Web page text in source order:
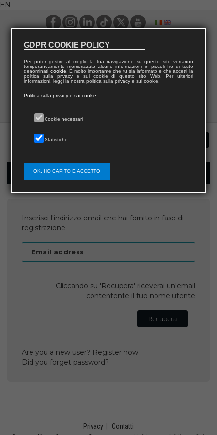
EN
Username recovery
Inserisci l'indirizzo email che hai fornito in fase di
registrazione
Email address
Cliccando su 'Recupera' riceverai un'email
contentente il tuo nome utente
Recupera
Are you a new user? Register now
Did you forget password?
Privacy Contatti
GDPR COOKIE POLICY
Per poter gestire al meglio la tua navigazione su questo sito verranno
temporaneamente memorizzate alcune informazioni in piccoli file di testo
denominati cookie. È molto importante che tu sia informato e che accetti la
politica sulla privacy e sui cookie di questo sito Web. Per ulteriori
informazioni, leggi la nostra politica sulla privacy e sui cookie.
Politica sulla privacy e sui cookie
Cookie necessari
Statistiche
OK, HO CAPITO E ACCETTO